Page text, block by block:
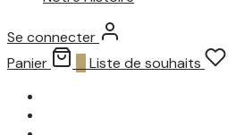
Se connecter
Panier
Liste de souhaits